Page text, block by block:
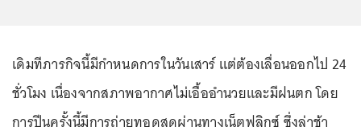
เดิมทีภารกิจนี้มีกำหนดการในวันเสาร์ แต่ต้องเลื่อนออกไป 24
ชั่วโมง เนื่องจากสภาพอากาศไม่เอื้ออำนวยและมีฝนตก โดย
การปีนครั้งนี้มีการถ่ายทอดสดผ่านทางเน็ตฟลิกซ์ ซึ่งล่าช้า